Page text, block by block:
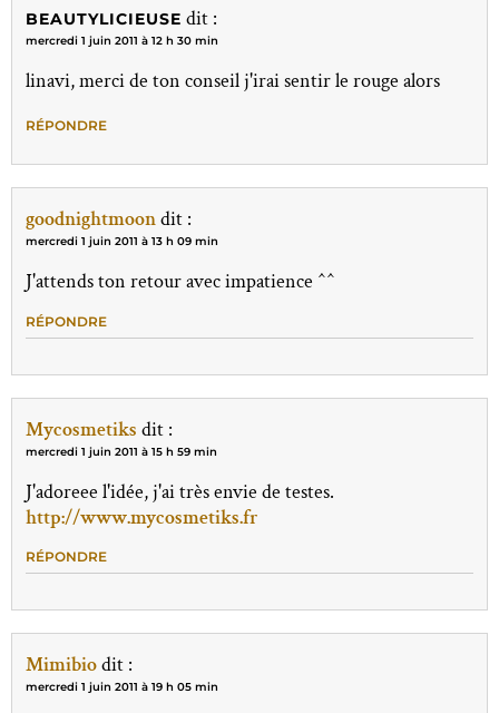
BEAUTYLICIEUSE dit :
mercredi 1 juin 2011 à 12 h 30 min
linavi, merci de ton conseil j'irai sentir le rouge alors
RÉPONDRE
goodnightmoondit :
mercredi 1 juin 2011 à 13 h 09 min
J'attends ton retour avec impatience ^^
RÉPONDRE
Mycosmetiks dit :
mercredi 1 juin 2011 à 15 h 59 min
J'adoreee l'idée, j'ai très envie de testes.
http://www.mycosmetiks.fr
RÉPONDRE
Mimibiodit :
mercredi 1 juin 2011 à 19 h 05 min